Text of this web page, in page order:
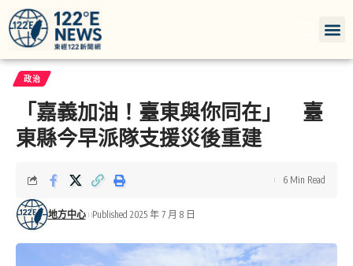
政治
「嘉義加油！臺東與你同在」 臺
東縣今早派隊支援災後重建
地方中心 Published 2025 年 7 月 8 日
6 Min Read